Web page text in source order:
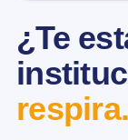
¿Te
respira.